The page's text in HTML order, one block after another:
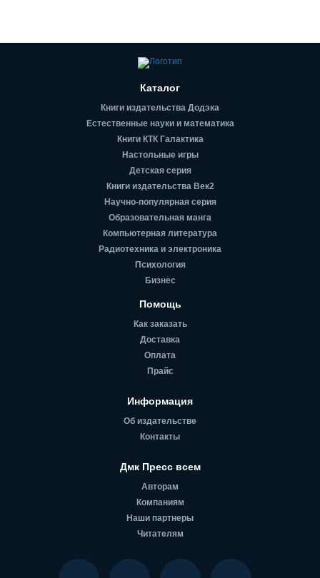
Каталог
Книги издательства Додэка
Естественные науки и математика
Книги КТК Галактика
Настольные игры
Детская серия
Книги издательства Век2
Научно-популярная серия
Образовательная манга
Компьютерная литература
Радиотехника и электроника
Психология
Бизнес
Помощь
Как заказать
Доставка
Оплата
Прайс
Информация
Об издательстве
Контакты
Дмк Пресс всем
Авторам
Компаниям
Наши партнеры
Читателям